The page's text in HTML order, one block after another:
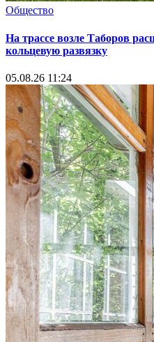
Общество
На трассе возле Таборов
кольцевую развязку
05.08.26 11:24